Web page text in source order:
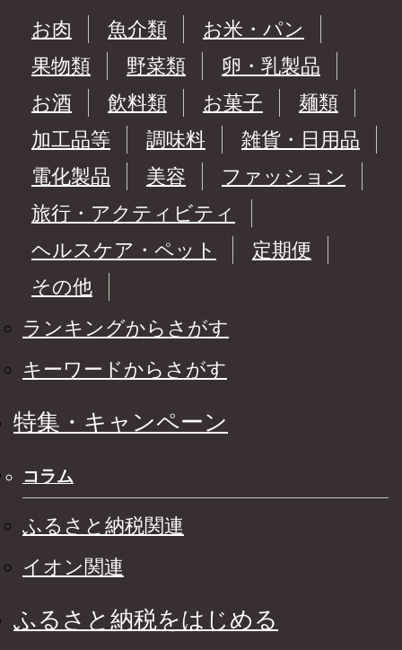
お肉
魚介類
お米・パン
果物類
野菜類
卵・乳製品
お酒
飲料類 お菓子
麺類
加工品等
調味料
雑貨・日用品
電化製品
美容
ファッション
旅行・アクティビティ
ヘルスケア・ペット
定期便
その他
ランキングからさがす
キーワードからさがす
特集・キャンペーン
コラム
ふるさと納税関連
イオン関連
ふるさと納税をはじめる